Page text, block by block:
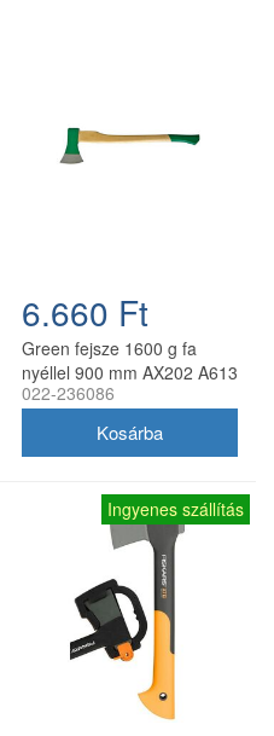
6.660 Ft
Green fejsze 1600 g fa
nyéllel 900 mm AX202 A613
022-236086
Ingyenes szállítás